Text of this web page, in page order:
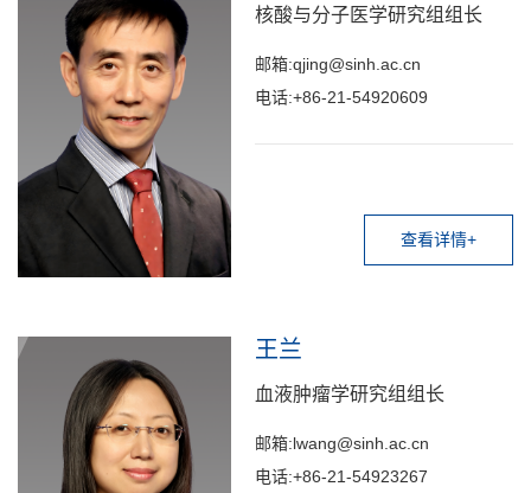
核酸与分子医学研究组组长
邮箱:qjing@sinh.ac.cn
电话:+86-21-54920609
查看详情+
王兰
血液肿瘤学研究组组长
邮箱:lwang@sinh.ac.cn
电话:+86-21-54923267